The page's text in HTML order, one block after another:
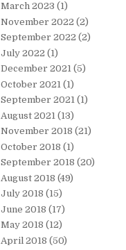
March 2023 (1)
November 2022 (2)
September 2022 (2)
July 2022 (1)
December 2021 (5)
October 2021 (1)
September 2021 (1)
August 2021 (13)
November 2018 (21)
October 2018 (1)
September 2018 (20)
August 2018 (49)
July 2018 (15)
June 2018 (17)
May 2018 (12)
April 2018 (50)